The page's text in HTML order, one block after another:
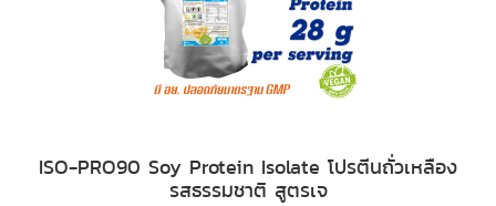
ISO-PRO90 Soy Protein Isolate โปรตีนถั่วเหลือง
รสธรรมชาติ สูตรเจ